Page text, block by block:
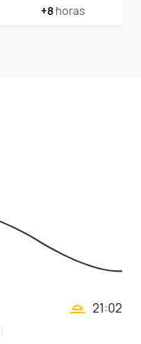
+8horas
wb_twilight_2 21:02